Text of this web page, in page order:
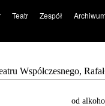
Teatr Zespół
Współczesnego,
od